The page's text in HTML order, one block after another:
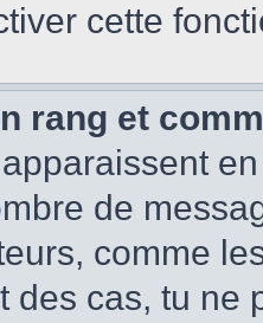
cette
rang et
de
comme
des cas, tu ne